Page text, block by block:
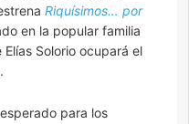
Riquísimos… por
en la popular familia
Solorio ocupará el
para los